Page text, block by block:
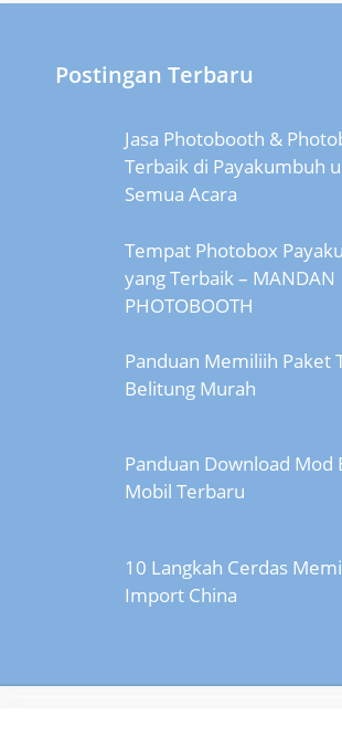
Postingan Terbaru
Jasa Photobooth &
Terbaik di Payakumbuh
Semua Acara
Tempat Photobox
yang Terbaik – MANDAN
PHOTOBOOTH
Panduan Memiliih Paket
Belitung Murah
Panduan Download Mod
Mobil Terbaru
10 Langkah Cerdas
Import China